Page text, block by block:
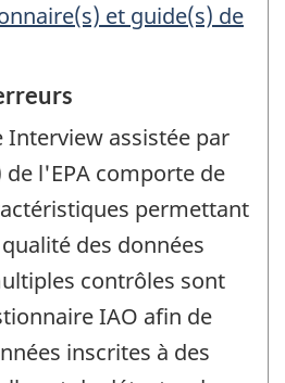
et guide(s) de
Interview assistée par
l'EPA comporte de
permettant
des données
contrôles sont
IAO afin de
inscrites à des